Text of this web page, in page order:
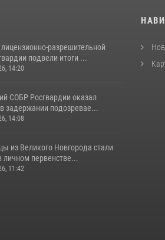
разрешительной
подвели итоги ...
14:20
СОБР Росгвардии оказал
задержании подозревае...
14:08
из Великого Новгорода стали
личном первенстве...
11:42